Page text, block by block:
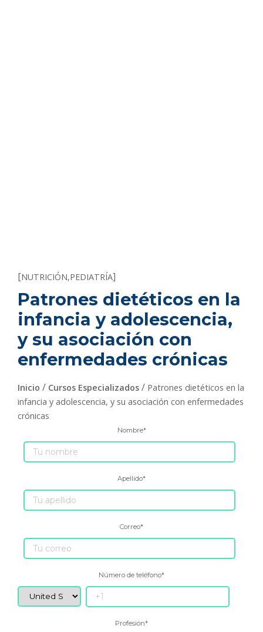
[NUTRICIÓN,PEDIATRÍA]
Patrones dietéticos en la
infancia y adolescencia,
y su asociación con
enfermedades crónicas
Inicio / Cursos Especializados / Patrones dietéticos en la
infancia y adolescencia, y su asociación con enfermedades
crónicas
Nombre*
Apellido*
Correo*
Número de teléfono*
Profesión*